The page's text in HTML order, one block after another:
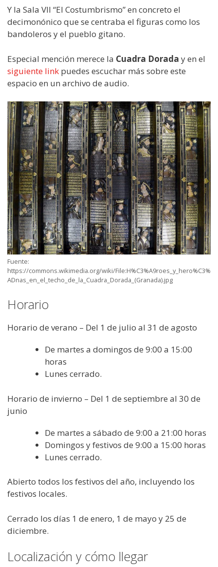
Y la Sala VII “El Costumbrismo” en concreto el
decimonónico que se centraba el figuras como los
bandoleros y el pueblo gitano.
Especial mención merece la Cuadra Dorada y en el
siguiente link puedes escuchar más sobre este
espacio en un archivo de audio.
Fuente:
https://commons.wikimedia.org/wiki/File:H%C3%A9roes_y_hero%C3%
ADnas_en_el_techo_de_la_Cuadra_Dorada_(Granada).jpg
Horario
Horario de verano – Del 1 de julio al 31 de agosto
De martes a domingos de 9:00 a 15:00
horas
Lunes cerrado.
Horario de invierno – Del 1 de septiembre al 30 de
junio
De martes a sábado de 9:00 a 21:00 horas
Domingos y festivos de 9:00 a 15:00 horas
Lunes cerrado.
Abierto todos los festivos del año, incluyendo los
festivos locales.
Cerrado los días 1 de enero, 1 de mayo y 25 de
diciembre.
Localización y cómo llegar